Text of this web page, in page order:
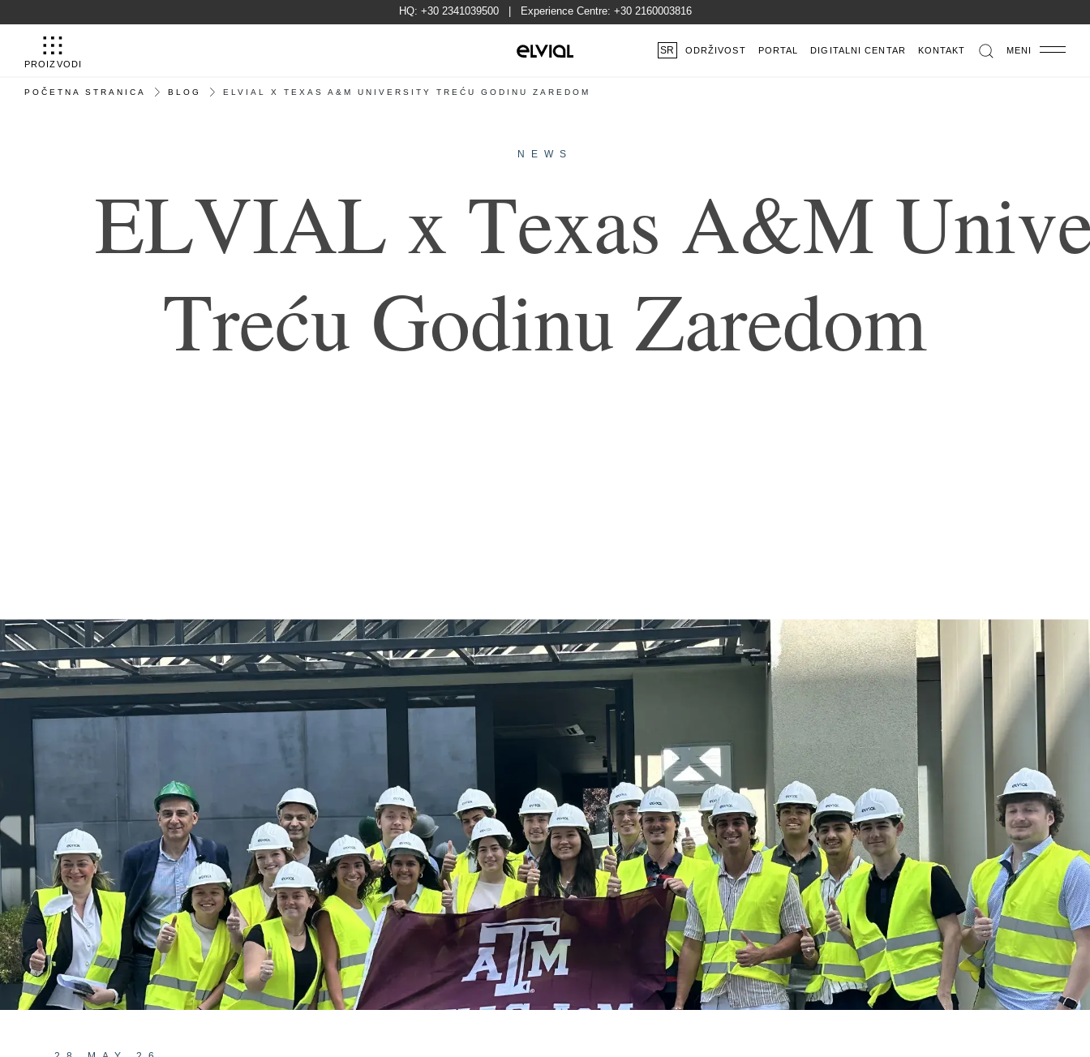
HQ: +30 2341039500| Experience Centre: +30 2160003816
PROIZVODI
SR ODRŽIVOST PORTAL DIGITALNI CENTAR KONTAKT MENI
POČETNA STRANICA BLOG ELVIAL X TEXAS A&M UNIVERSITY TREĆU GODINU ZAREDOM
NEWS
ELVIAL x Texas A&M Univ
Treću Godinu Zaredom